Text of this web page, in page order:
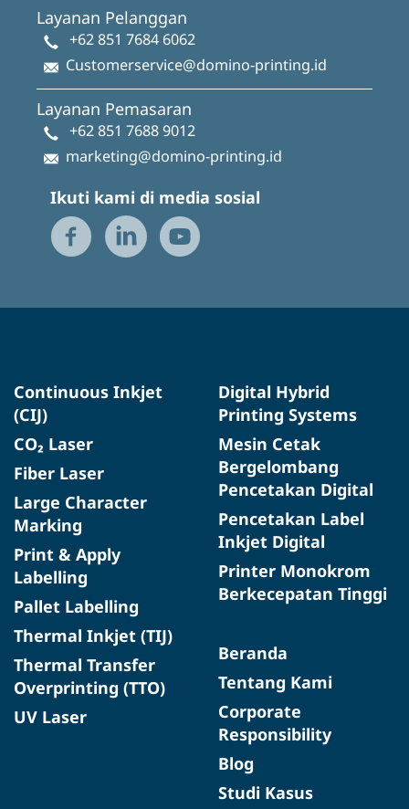
Layanan Pelanggan
+62 851 7684 6062
Customerservice@domino-printing.id
Layanan Pemasaran
+62 851 7688 9012
marketing@domino-printing.id
Ikuti kami di media sosial
Continuous Inkjet
(CIJ)
CO₂ Laser
Fiber Laser
Large Character
Marking
Print & Apply
Labelling
Pallet Labelling
Thermal Inkjet (TIJ)
Thermal Transfer
Overprinting (TTO)
UV Laser
Digital Hybrid
Printing Systems
Mesin Cetak
Bergelombang
Pencetakan Digital
Pencetakan Label
Inkjet Digital
Printer Monokrom
Berkecepatan Tinggi
Beranda
Tentang Kami
Corporate
Responsibility
Blog
Studi Kasus